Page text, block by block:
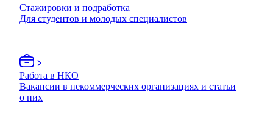
Стажировки и подработка
Для студентов и молодых специалистов
Работа в НКО
Вакансии в некоммерческих организациях и статьи
о них